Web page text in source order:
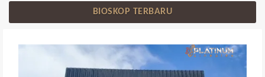
BIOSKOP TERBARU